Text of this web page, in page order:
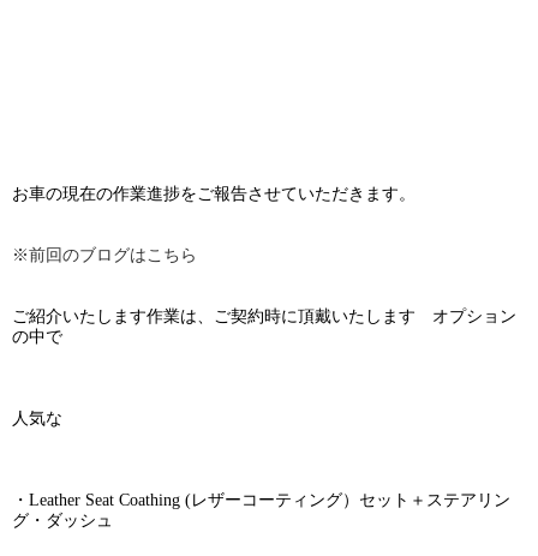
お車の現在の作業進捗をご報告させていただきます。
※前回のブログはこちら
ご紹介いたします作業は、ご契約時に頂戴いたします オプション
の中で
人気な
・Leather Seat Coathing (レザーコーティング）セット＋ステアリン
グ・ダッシュ